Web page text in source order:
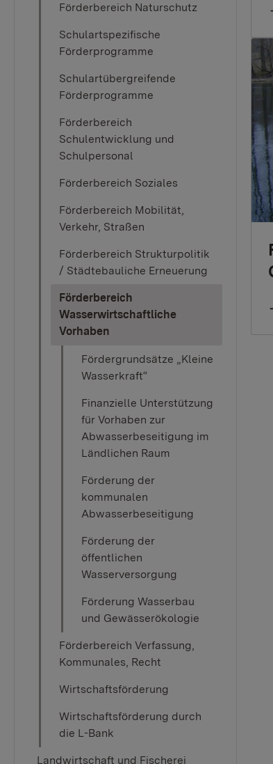
Förderbereich Naturschutz
Schulartspezifische
Förderprogramme
Schulartübergreifende
Förderprogramme
Förderbereich
Schulentwicklung und
Schulpersonal
Förderbereich Soziales
Förderbereich Mobilität,
Verkehr, Straßen
Förderbereich Strukturpolitik
/ Städtebauliche Erneuerung
Förderbereich
Wasserwirtschaftliche
Vorhaben
Fördergrundsätze „Kleine
Wasserkraft“
Finanzielle Unterstützung
für Vorhaben zur
Abwasserbeseitigung im
Ländlichen Raum
Förderung der
kommunalen
Abwasserbeseitigung
Förderung der
öffentlichen
Wasserversorgung
Förderung Wasserbau
und Gewässerökologie
Förderbereich Verfassung,
Kommunales, Recht
Wirtschaftsförderung
Wirtschaftsförderung durch
die L-Bank
Landwirtschaft und Fischerei